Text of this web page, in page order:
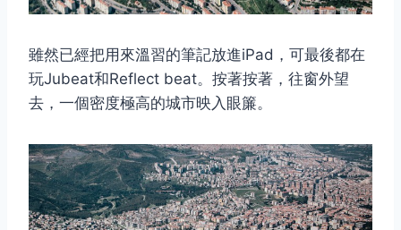
雖然已經把用來溫習的筆記放進iPad，可最後都在
玩Jubeat和Reflect beat。按著按著，往窗外望
去，一個密度極高的城市映入眼簾。